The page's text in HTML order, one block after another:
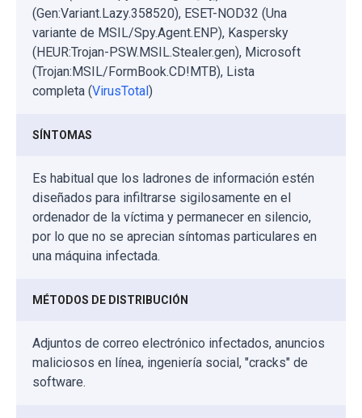
(Gen:Variant.Lazy.358520), ESET-NOD32 (Una
variante de MSIL/Spy.Agent.ENP), Kaspersky
(HEUR:Trojan-PSW.MSIL.Stealer.gen), Microsoft
(Trojan:MSIL/FormBook.CD!MTB), Lista
completa (VirusTotal )
SÍNTOMAS
Es habitual que los ladrones de información estén
diseñados para infiltrarse sigilosamente en el
ordenador de la víctima y permanecer en silencio,
por lo que no se aprecian síntomas particulares en
una máquina infectada.
MÉTODOS DE DISTRIBUCIÓN
Adjuntos de correo electrónico infectados, anuncios
maliciosos en línea, ingeniería social, "cracks" de
software.